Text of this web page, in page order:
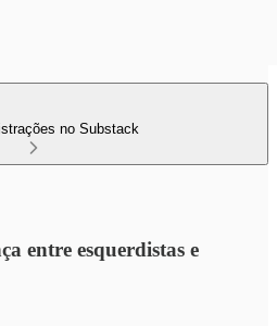
no Substack
entre esquerdistas e